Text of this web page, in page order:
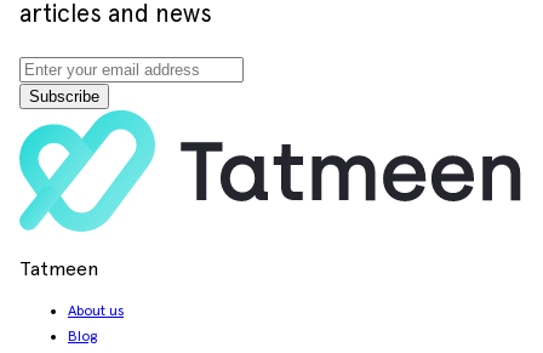
articles and news
Subscribe
Tatmeen
About us
Blog